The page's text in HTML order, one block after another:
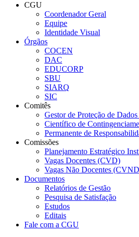
CGU
Coordenador Geral
Equipe
Identidade Visual
Órgãos
COCEN
DAC
EDUCORP
SBU
SIARQ
SIC
Comitês
Gestor de Proteção de
Científico de
Permanente de
Comissões
Planejamento Estratégico
Vagas Docentes (CVD)
Vagas Não Docentes
Documentos
Relatórios de Gestão
Pesquisa de Satisfação
Estudos
Editais
Fale com a CGU